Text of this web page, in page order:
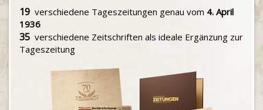
19 verschiedene Tageszeitungen genau vom 4. April
1936
35 verschiedene Zeitschriften als ideale Ergänzung zur
Tageszeitung